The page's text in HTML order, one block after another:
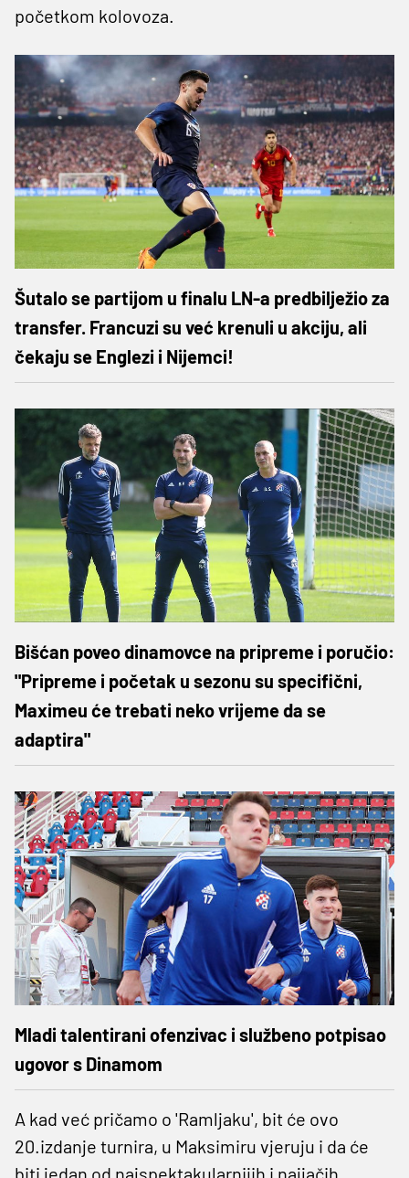
početkom kolovoza.
Šutalo se partijom u finalu LN-a predbilježio za
transfer. Francuzi su već krenuli u akciju, ali
čekaju se Englezi i Nijemci!
Bišćan poveo dinamovce na pripreme i poručio:
"Pripreme i početak u sezonu su specifični,
Maximeu će trebati neko vrijeme da se
adaptira"
Mladi talentirani ofenzivac i službeno potpisao
ugovor s Dinamom
A kad već pričamo o 'Ramljaku', bit će ovo
20.izdanje turnira, u Maksimiru vjeruju i da će
biti jedan od najspektakularnijih i najjačih